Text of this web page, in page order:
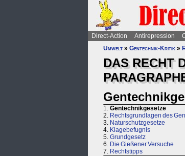
Direct-Action Antirepression
Umwelt » Gentechnik-Kritik »
DAS RECHT
1. Gentechnikgesetze
2. Rechtsgrundlagen des
3. Naturschutzgesetze
4. Klagebefugnis
5. Grundgesetz
6. Die Gießener Versuche
7. Rechtstipps